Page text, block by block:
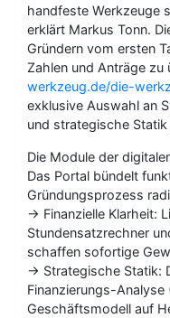
handfeste Werkzeuge
erklärt Markus Tonn.
Gründern vom ersten
Zahlen und Anträge zu
werkzeug.de/die-
exklusive Auswahl an
und strategische
Die Module der
Das Portal bündelt
Gründungsprozess
-> Finanzielle Klarheit:
Stundensatzrechner
schaffen sofortige
-> Strategische Statik:
Finanzierungs-
Geschäftsmodell auf